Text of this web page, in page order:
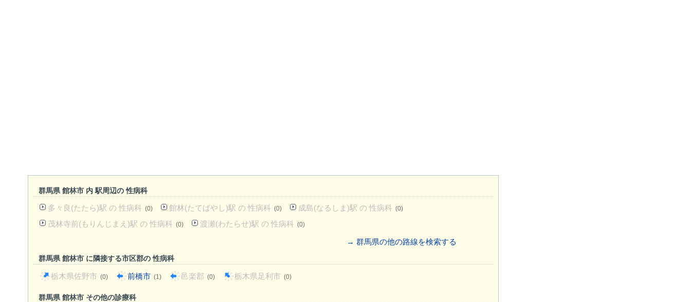
群馬県 館林市 内 駅周辺の 性病科
多々良(たたら)駅 の 性病科 (0) 館林(たてばやし)駅 の 性病科 (0) 成島(なるしま)駅 の 性病科 (0)
茂林寺前(もりんじまえ)駅 の 性病科 (0) 渡瀬(わたらせ)駅 の 性病科 (0)
→ 群馬県の他の路線を検索する
群馬県 館林市 に隣接する市区郡の 性病科
栃木県佐野市 (0) 前橋市 (1) 邑楽郡 (0) 栃木県足利市 (0)
群馬県 館林市 その他の診療科